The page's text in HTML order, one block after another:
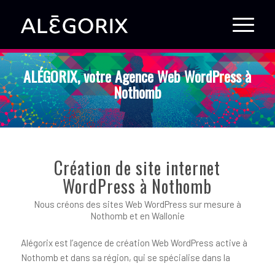
ALÉGORIX, votre Agence Web WordPress à
Nothomb
Création de site internet
WordPress à Nothomb
Nous créons des sites Web WordPress sur mesure à
Nothomb et en Wallonie
Alégorix est l’agence de création Web WordPress active à
Nothomb et dans sa région, qui se spécialise dans la